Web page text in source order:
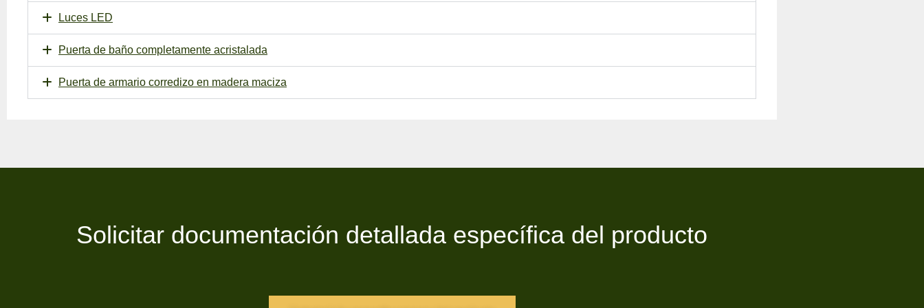
Luces LED
Puerta de baño completamente acristalada
Puerta de armario corredizo en madera maciza
Solicitar documentación detallada específica del producto